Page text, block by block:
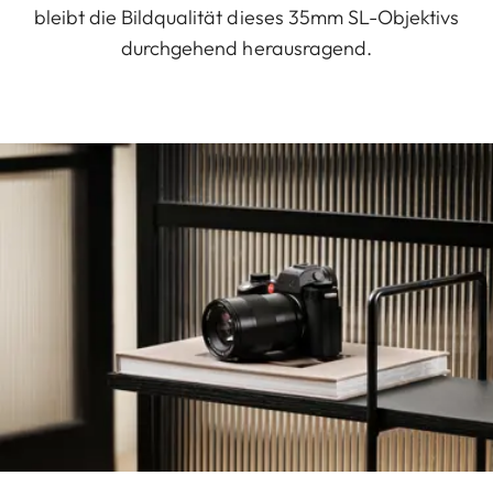
bleibt die Bildqualität dieses 35mm SL-Objektivs
durchgehend herausragend.